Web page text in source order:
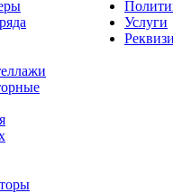
Услуги